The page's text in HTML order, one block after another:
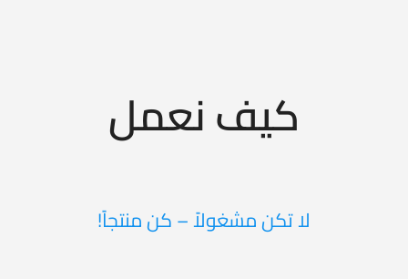
كيف نعمل
لا تكن مشغولاً – كن منتجاً!